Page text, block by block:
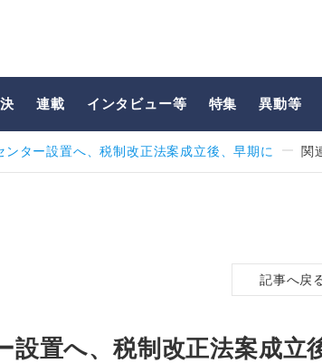
連載 インタビュー等 特集 異動等
ター設置へ、税制改正法案成立後、早期に 関
記事へ戻
設置へ、税制改正法案成立